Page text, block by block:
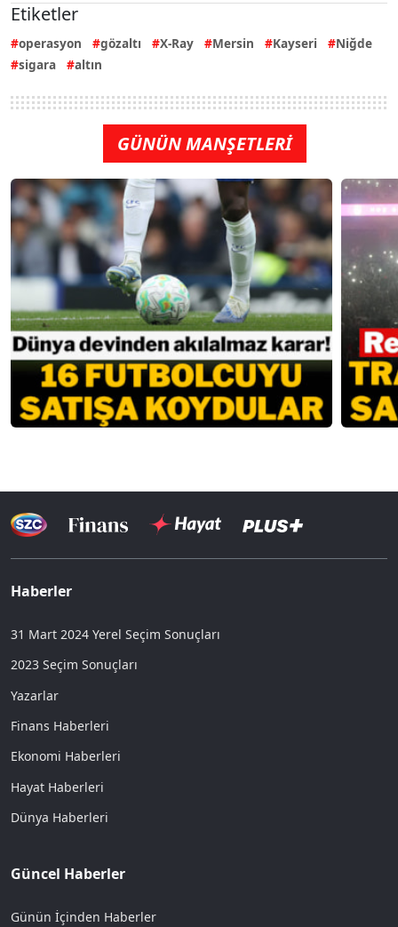
Etiketler
operasyon gözaltı X-Ray Mersin Kayseri
Niğde
sigara
altın
GÜNÜN MANŞETLERİ
Haberler
31 Mart 2024 Yerel Seçim Sonuçları
2023 Seçim Sonuçları
Yazarlar
Finans Haberleri
Ekonomi Haberleri
Hayat Haberleri
Dünya Haberleri
Güncel Haberler
Günün İçinden Haberler